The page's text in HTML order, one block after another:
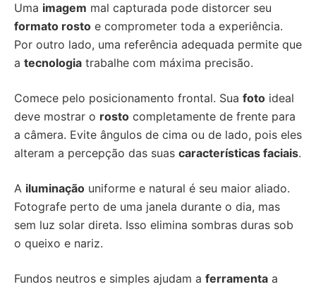
Uma imagem mal capturada pode distorcer seu
formato rosto e comprometer toda a experiência.
Por outro lado, uma referência adequada permite que
a tecnologia trabalhe com máxima precisão.
Comece pelo posicionamento frontal. Sua foto ideal
deve mostrar o rosto completamente de frente para
a câmera. Evite ângulos de cima ou de lado, pois eles
alteram a percepção das suas características faciais.
A iluminação uniforme e natural é seu maior aliado.
Fotografe perto de uma janela durante o dia, mas
sem luz solar direta. Isso elimina sombras duras sob
o queixo e nariz.
Fundos neutros e simples ajudam a ferramenta a